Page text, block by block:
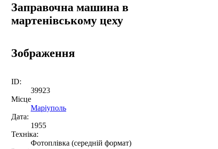
Заправочна машина в
мартенівському цеху
Зображення
ID:
39923
Місце
Маріуполь
Дата:
1955
Техніка:
Фотоплівка (середній формат)